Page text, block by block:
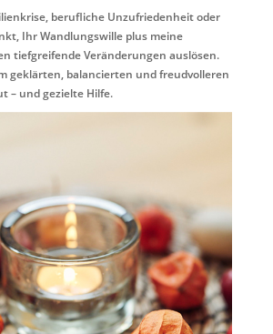
berufliche Unzufriedenheit oder
Ihr Wandlungswille plus meine
tiefgreifende Veränderungen auslösen.
geklärten, balancierten und freudvolleren
– und gezielte Hilfe.